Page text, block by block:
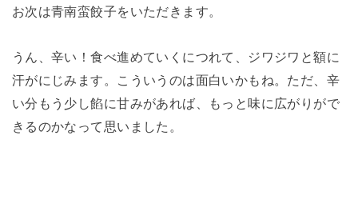
お次は青南蛮餃子をいただきます。
うん、辛い！食べ進めていくにつれて、ジワジワと額に
汗がにじみます。こういうのは面白いかもね。ただ、辛
い分もう少し餡に甘みがあれば、もっと味に広がりがで
きるのかなって思いました。